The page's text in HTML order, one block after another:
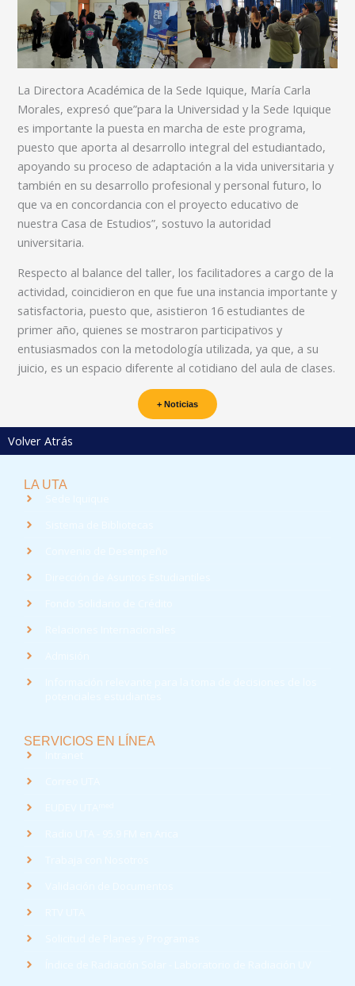
La Directora Académica de la Sede Iquique, María Carla
Morales, expresó que”para la Universidad y la Sede Iquique
es importante la puesta en marcha de este programa,
puesto que aporta al desarrollo integral del estudiantado,
apoyando su proceso de adaptación a la vida universitaria y
también en su desarrollo profesional y personal futuro, lo
que va en concordancia con el proyecto educativo de
nuestra Casa de Estudios”, sostuvo la autoridad
universitaria.
Respecto al balance del taller, los facilitadores a cargo de la
actividad, coincidieron en que fue una instancia importante y
satisfactoria, puesto que, asistieron 16 estudiantes de
primer año, quienes se mostraron participativos y
entusiasmados con la metodología utilizada, ya que, a su
juicio, es un espacio diferente al cotidiano del aula de clases.
+ Noticias
Volver Atrás
LA UTA
SERVICIOS EN LÍNEA